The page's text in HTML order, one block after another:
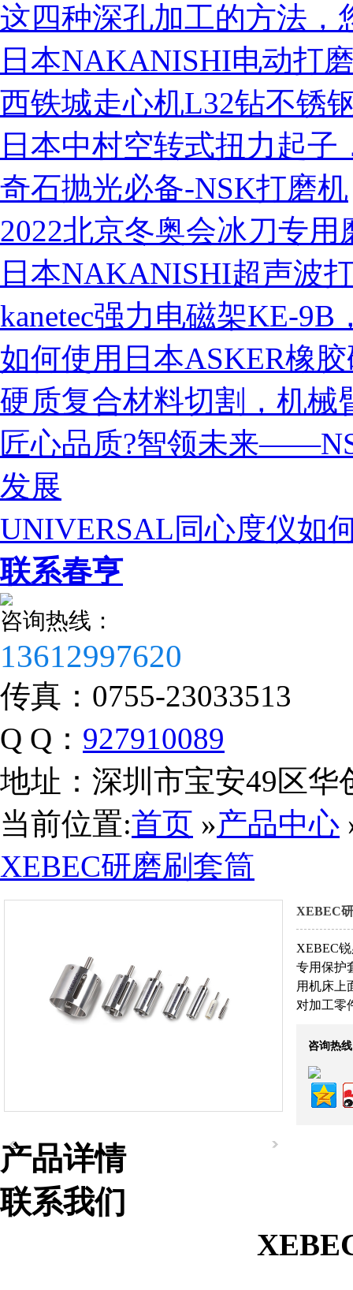
营业执照
税务登记证
这四种深孔加工的方法，
日本NAKANISHI电动打
西铁城走心机L32钻不锈
日本中村空转式扭力起
奇石抛光必备-NSK打磨机
2022北京冬奥会冰刀专
日本NAKANISHI超声波
kanetec强力电磁架KE-
如何使用日本ASKER橡
硬质复合材料切割，机械
匠心品质?智领未来
发展
UNIVERSAL同心度仪如
联系春亨
咨询热线：
13612997620
传真： 0755-23033513
Q Q： 927910089
地址： 深圳市宝安49区华
当前位置:首页 »产品中心
XEBEC研磨刷套筒
XEBEC
XEBEC
专用保护
用机床上
对加工零
咨询热
产品详情
联系我们